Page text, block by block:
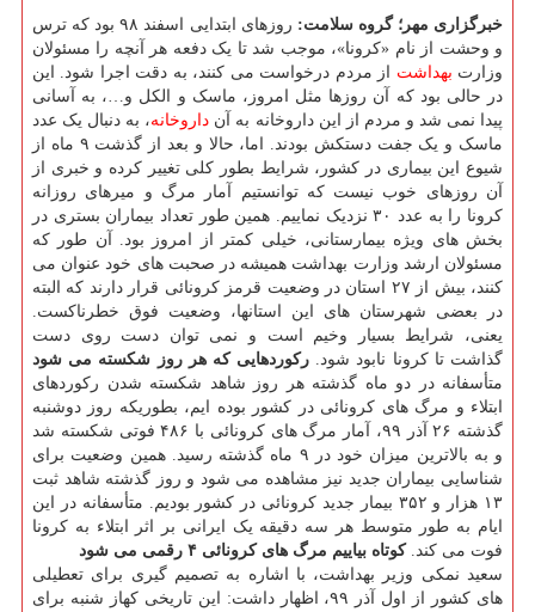
خبرگزاری مهر؛ گروه سلامت:
روزهای ابتدایی اسفند ۹۸ بود که ترس
و وحشت از نام «کرونا»، موجب شد تا یک دفعه هر آنچه را مسئولان
وزارت بهداشت از مردم درخواست می کنند، به دقت اجرا شود. این
در حالی بود که آن روزها مثل امروز، ماسک و الکل و…، به آسانی
پیدا نمی شد و مردم از این داروخانه به آن داروخانه، به دنبال یک عدد
ماسک و یک جفت دستکش بودند. اما، حالا و بعد از گذشت ۹ ماه از
شیوع این بیماری در کشور، شرایط بطور کلی تغییر کرده و خبری از
آن روزهای خوب نیست که توانستیم آمار مرگ و میرهای روزانه
کرونا را به عدد ۳۰ نزدیک نماییم. همین طور تعداد بیماران بستری در
بخش های ویژه بیمارستانی، خیلی کمتر از امروز بود. آن طور که
مسئولان ارشد وزارت بهداشت همیشه در صحبت های خود عنوان می
کنند، بیش از ۲۷ استان در وضعیت قرمز کرونائی قرار دارند که البته
در بعضی شهرستان های این استانها، وضعیت فوق خطرناکست.
یعنی، شرایط بسیار وخیم است و نمی توان دست روی دست
گذاشت تا کرونا نابود شود. رکوردهایی که هر روز شکسته می شود
متأسفانه در دو ماه گذشته هر روز شاهد شکسته شدن رکوردهای
ابتلاء و مرگ های کرونائی در کشور بوده ایم، بطوریکه روز دوشنبه
گذشته ۲۶ آذر ۹۹، آمار مرگ های کرونائی با ۴۸۶ فوتی شکسته شد
و به بالاترین میزان خود در ۹ ماه گذشته رسید. همین وضعیت برای
شناسایی بیماران جدید نیز مشاهده می شود و روز گذشته شاهد ثبت
۱۳ هزار و ۳۵۲ بیمار جدید کرونائی در کشور بودیم. متأسفانه در این
ایام به طور متوسط هر سه دقیقه یک ایرانی بر اثر ابتلاء به کرونا
فوت می کند.کوتاه بیاییم مرگ های کرونائی ۴ رقمی می شود
سعید نمکی وزیر بهداشت، با اشاره به تصمیم گیری برای تعطیلی
های کشور از اول آذر ۹۹، اظهار داشت: این تاریخی کهاز شنبه برای